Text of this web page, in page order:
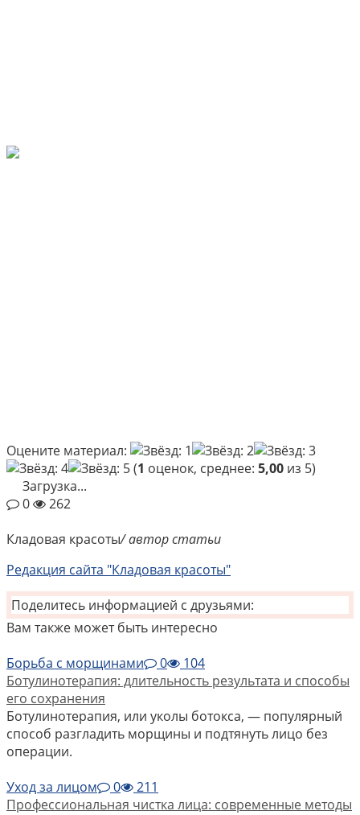
Оцените материал:
(1 оценок, среднее: 5,00 из 5)
Загрузка...
0
262
Кладовая красоты/ автор статьи
Редакция сайта "Кладовая красоты"
Поделитесь информацией с друзьями:
Вам также может быть интересно
Борьба с морщинами
0
104
Ботулинотерапия: длительность результата и способы
его сохранения
Ботулинотерапия, или уколы ботокса, — популярный
способ разгладить морщины и подтянуть лицо без
операции.
Уход за лицом
0
211
Профессиональная чистка лица: современные методы